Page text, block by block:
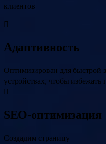
клиентов
Адаптивность
Оптимизирован для быстрой
устройствах, чтобы избежать
SEO-оптимизация
Создадим страницу